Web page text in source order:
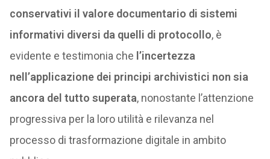
conservativi il valore documentario di sistemi
informativi diversi da quelli di protocollo, è
evidente e testimonia che l’incertezza
nell’applicazione dei principi archivistici non sia
ancora del tutto superata, nonostante l’attenzione
progressiva per la loro utilità e rilevanza nel
processo di trasformazione digitale in ambito